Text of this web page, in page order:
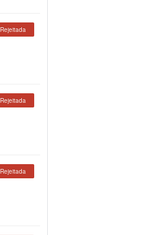
Rejeitada
Rejeitada
Rejeitada